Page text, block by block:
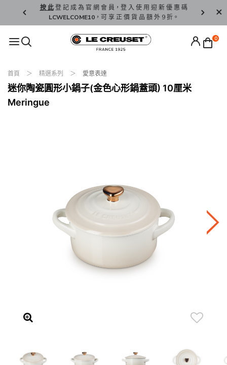
按 此登 記 成 為 官 網 會 員，登 入 使 用 迎 新 優 惠 碼
LCWELCOME10，可 享 正 價 貨 品 額 外 9 折。
香 港 / 澳
0
首頁 精選系列 愛意表達
迷你陶瓷圓形小鍋子(金色心形鍋蓋頭) 10厘米
Meringue